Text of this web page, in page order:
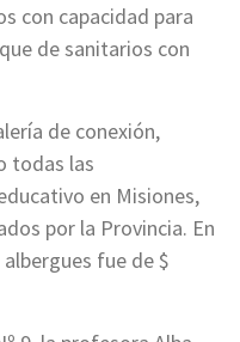
con capacidad para
de sanitarios con
de conexión,
todas las
en Misiones,
por la Provincia. En
fue de $